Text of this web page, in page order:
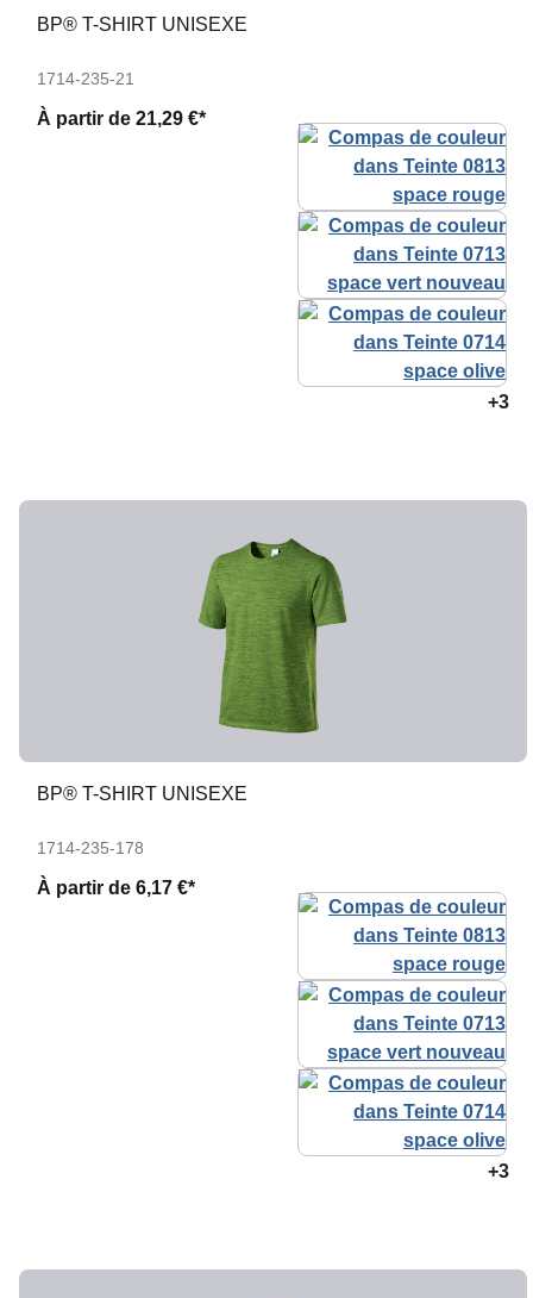
BP® T-SHIRT UNISEXE
1714-235-21
À partir de 21,29 €*
+3
BP® T-SHIRT UNISEXE
1714-235-178
À partir de 6,17 €*
+3